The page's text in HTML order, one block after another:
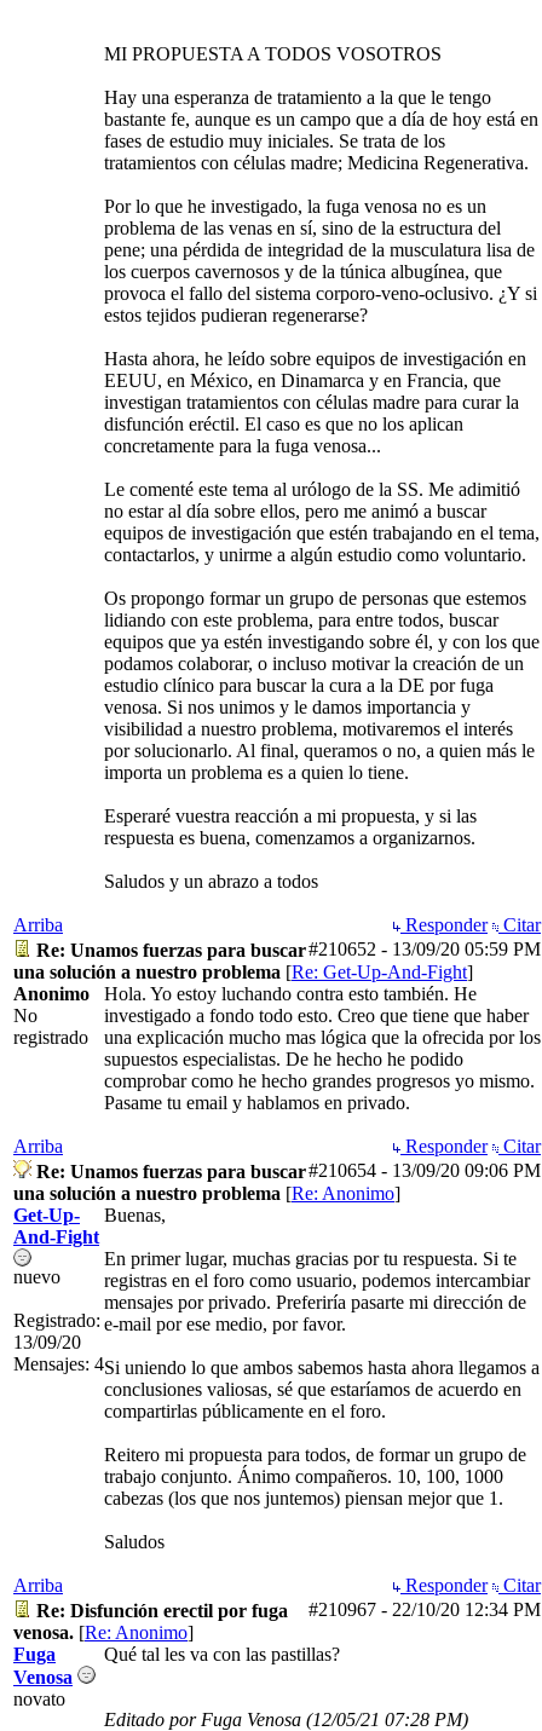
MI PROPUESTA A TODOS VOSOTROS
Hay una esperanza de tratamiento a la que le tengo
bastante fe, aunque es un campo que a día de hoy está en
fases de estudio muy iniciales. Se trata de los
tratamientos con células madre; Medicina Regenerativa.
Por lo que he investigado, la fuga venosa no es un
problema de las venas en sí, sino de la estructura del
pene; una pérdida de integridad de la musculatura lisa de
los cuerpos cavernosos y de la túnica albugínea, que
provoca el fallo del sistema corporo-veno-oclusivo. ¿Y si
estos tejidos pudieran regenerarse?
Hasta ahora, he leído sobre equipos de investigación en
EEUU, en México, en Dinamarca y en Francia, que
investigan tratamientos con células madre para curar la
disfunción eréctil. El caso es que no los aplican
concretamente para la fuga venosa...
Le comenté este tema al urólogo de la SS. Me adimitió
no estar al día sobre ellos, pero me animó a buscar
equipos de investigación que estén trabajando en el tema,
contactarlos, y unirme a algún estudio como voluntario.
Os propongo formar un grupo de personas que estemos
lidiando con este problema, para entre todos, buscar
equipos que ya estén investigando sobre él, y con los que
podamos colaborar, o incluso motivar la creación de un
estudio clínico para buscar la cura a la DE por fuga
venosa. Si nos unimos y le damos importancia y
visibilidad a nuestro problema, motivaremos el interés
por solucionarlo. Al final, queramos o no, a quien más le
importa un problema es a quien lo tiene.
Esperaré vuestra reacción a mi propuesta, y si las
respuesta es buena, comenzamos a organizarnos.
Saludos y un abrazo a todos
Arriba Responder
Citar
#210652 - 13/09/20 05:59 PM
Re: Unamos fuerzas para buscar
una solución a nuestro problema [Re: Get-Up-And-Fight]
Anonimo
No
registrado
Hola. Yo estoy luchando contra esto también. He
investigado a fondo todo esto. Creo que tiene que haber
una explicación mucho mas lógica que la ofrecida por los
supuestos especialistas. De he hecho he podido
comprobar como he hecho grandes progresos yo mismo.
Pasame tu email y hablamos en privado.
Arriba Responder
Citar
#210654 - 13/09/20 09:06 PM
Re: Unamos fuerzas para buscar
una solución a nuestro problema [Re: Anonimo]
Get-Up-
And-Fight
nuevo
Registrado:
13/09/20
Mensajes: 4
Buenas,
En primer lugar, muchas gracias por tu respuesta. Si te
registras en el foro como usuario, podemos intercambiar
mensajes por privado. Preferiría pasarte mi dirección de
e-mail por ese medio, por favor.
Si uniendo lo que ambos sabemos hasta ahora llegamos a
conclusiones valiosas, sé que estaríamos de acuerdo en
compartirlas públicamente en el foro.
Reitero mi propuesta para todos, de formar un grupo de
trabajo conjunto. Ánimo compañeros. 10, 100, 1000
cabezas (los que nos juntemos) piensan mejor que 1.
Saludos
Arriba Responder
Citar
#210967 - 22/10/20 12:34 PM
Re: Disfunción erectil por fuga
venosa. [Re: Anonimo]
Fuga
Venosa
novato
Qué tal les va con las pastillas?
Editado por Fuga Venosa (12/05/21 07:28 PM)